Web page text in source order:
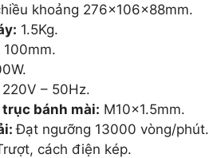
khoảng 276x106x88mm.
1.5Kg.
100mm.
– 50Hz.
bánh mài: M10x1.5mm.
Đạt ngưỡng 13000 vòng/phút.
cách điện kép.